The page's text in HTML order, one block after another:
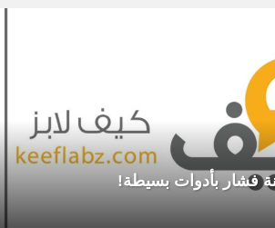
فشار بأدوات بسيطة!